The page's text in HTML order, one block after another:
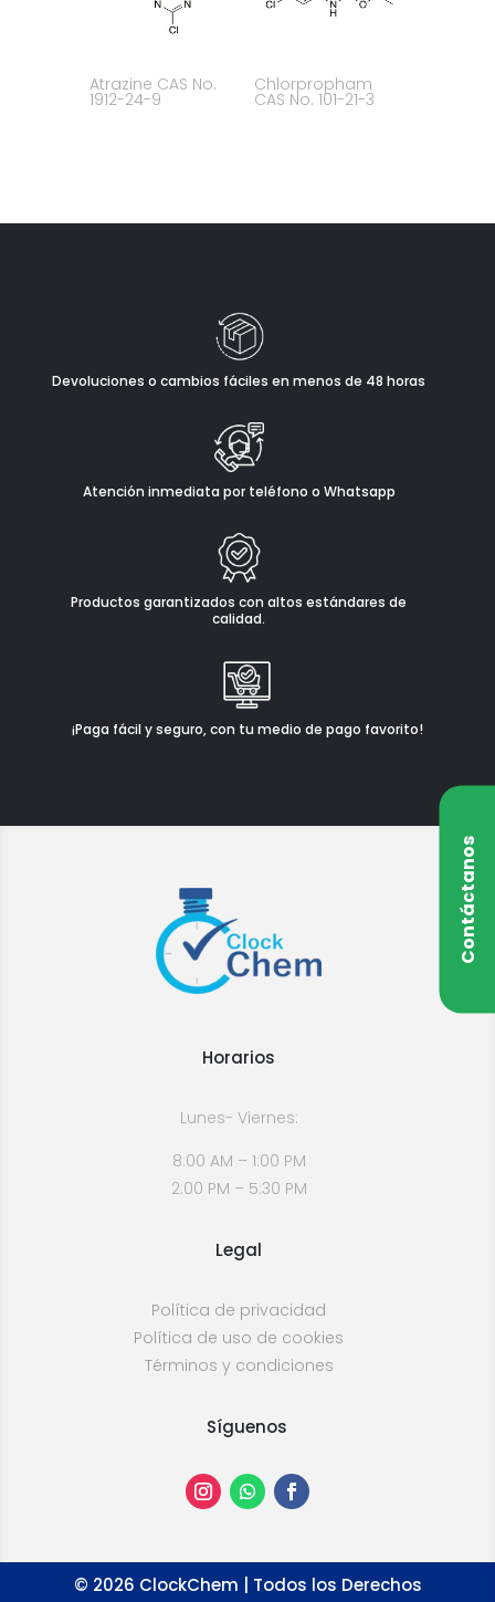
Atrazine CAS No.
1912-24-9
Chlorpropham
CAS No. 101-21-3
Devoluciones o cambios fáciles en menos de 48 horas
Atención inmediata por teléfono o Whatsapp
Productos garantizados con altos estándares de
calidad.
¡Paga fácil y seguro, con tu medio de pago favorito!
Contáctanos
Horarios
Lunes- Viernes:
8:00 AM – 1:00 PM
2:00 PM – 5:30 PM
Legal
Política de privacidad
Política de uso de cookies
Términos y condiciones
Síguenos
© 2026 ClockChem | Todos los Derechos